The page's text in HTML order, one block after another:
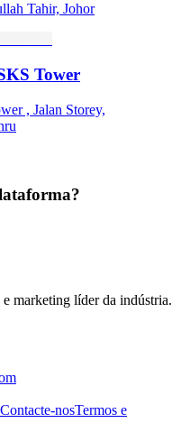
Tahir, Johor
Tower
, Jalan Storey,
marketing líder da indústria.
Contacte-nosTermos e